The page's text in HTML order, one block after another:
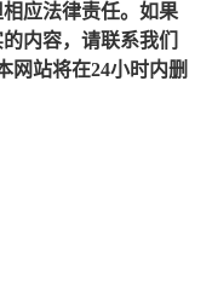
应法律责任。如果
内容，请联系我们
网站将在24小时内删